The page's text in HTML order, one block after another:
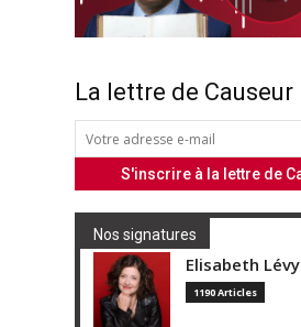
La lettre de Causeur
Nos signatures
Elisabeth Lévy
1190 Articles